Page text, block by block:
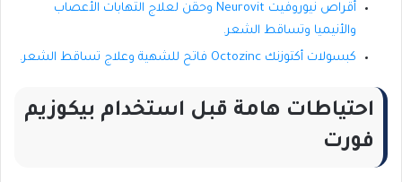
أقراص نيوروفيت Neurovit وحقن لعلاج التهابات الأعصاب
والأنيميا وتساقط الشعر.
كبسولات أكتوزنك Octozinc فاتح للشهية وعلاج تساقط الشعر.
احتياطات هامة قبل استخدام بيكوزيم
فورت